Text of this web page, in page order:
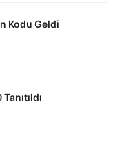
Kodu Geldi